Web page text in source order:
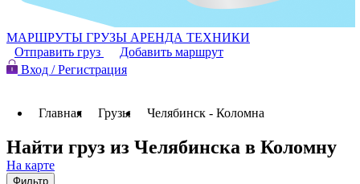
МАРШРУТЫ ГРУЗЫ АРЕНДА ТЕХНИКИ
Отправить груз
Добавить маршрут
Вход / Регистрация
Главная Грузы Челябинск - Коломна
Найти груз из Челябинска в Коломну
На карте
Фильтр